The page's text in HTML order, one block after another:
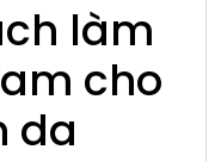
làm
cho
da